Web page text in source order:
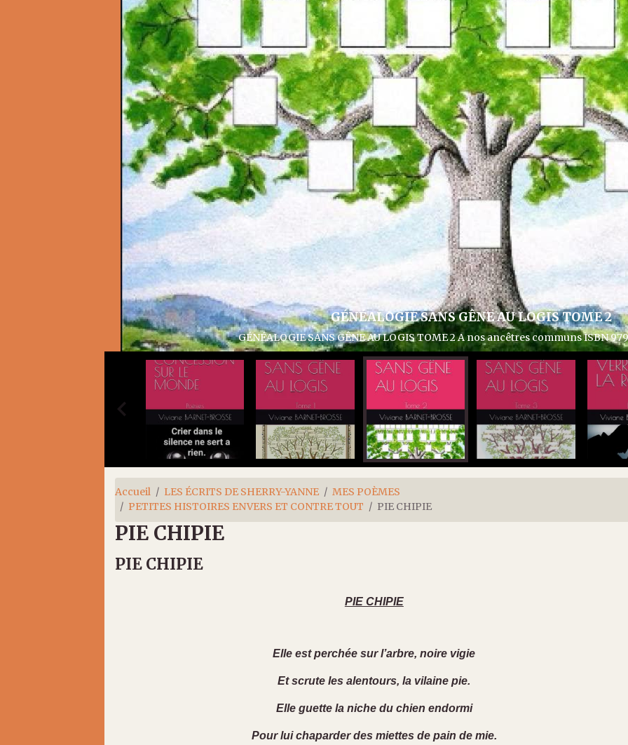
SANS GÊNE AU LOGIS TOME 2
TOME 2 A nos ancêtres communs ISBN 979-8-37848-207-8 GÉNÉALOGIE
Accueil LES ÉCRITS DE SHERRY-YANNE
MES POÈMES
PETITES HISTOIRES ENVERS ET CONTRE TOUT
PIE CHIPIE
PIE CHIPIE
PIE CHIPIE
PIE CHIPIE
Elle est perchée sur l’arbre, noire vigie
Et scrute les alentours, la vilaine pie.
Elle guette la niche du chien endormi
Pour lui chaparder des miettes de pain de mie.